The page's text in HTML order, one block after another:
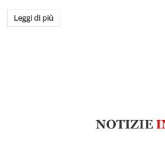
Leggi di più